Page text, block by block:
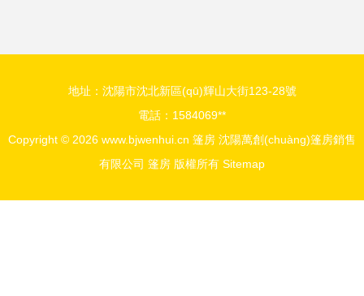
地址：沈陽市沈北新區(qū)輝山大街123-28號
電話：1584069**
Copyright © 2026 www.bjwenhui.cn 篷房 沈陽萬創(chuàng)篷房銷售
有限公司 篷房 版權所有 Sitemap